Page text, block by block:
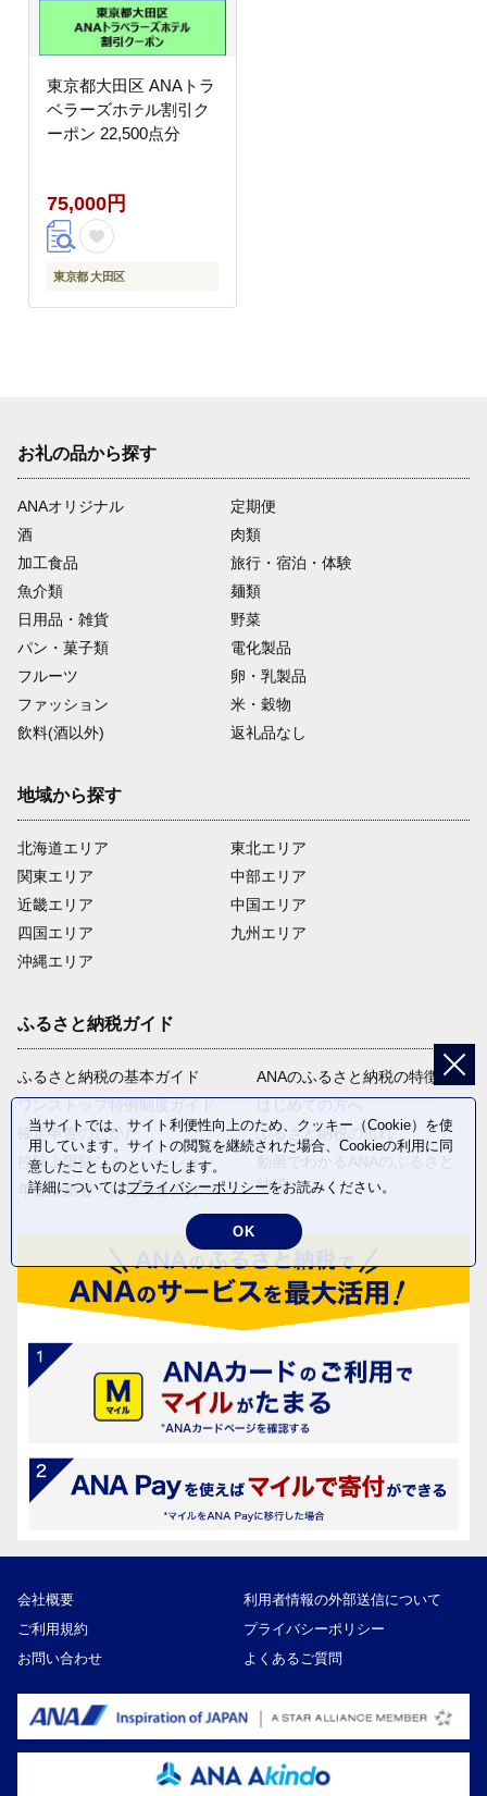
東京都大田区 ANAトラ
ベラーズホテル割引ク
ーポン 22,500点分
75,000円
東京都 大田区
お礼の品から探す
ANAオリジナル
定期便
酒
肉類
加工食品
旅行・宿泊・体験
魚介類
麺類
日用品・雑貨
野菜
パン・菓子類
電化製品
フルーツ
卵・乳製品
ファッション
米・穀物
飲料(酒以外)
返礼品なし
地域から探す
北海道エリア
関東エリア
近畿エリア
四国エリア
沖縄エリア
東北エリア
中部エリア
中国エリア
九州エリア
ふるさと納税ガイド
ふるさと納税の基本ガイド
確定申告のしかた
控除上限額シミュレーション
年金受給者・自営業者の方へ
ANAのふるさと納税の特徴
ふるさと納税の流れ
納税
会社概要
利用者情報の外部送信について
ご利用規約
プライバシーポリシー
お問い合わせ
よくあるご質問
当サイトでは、サイト利便性向上のため、クッキー（Cookie）を使
用しています。サイトの閲覧を継続された場合、Cookieの利用に同
意したことものといたします。
詳細についてはプライバシーポリシーをお読みください。
OK